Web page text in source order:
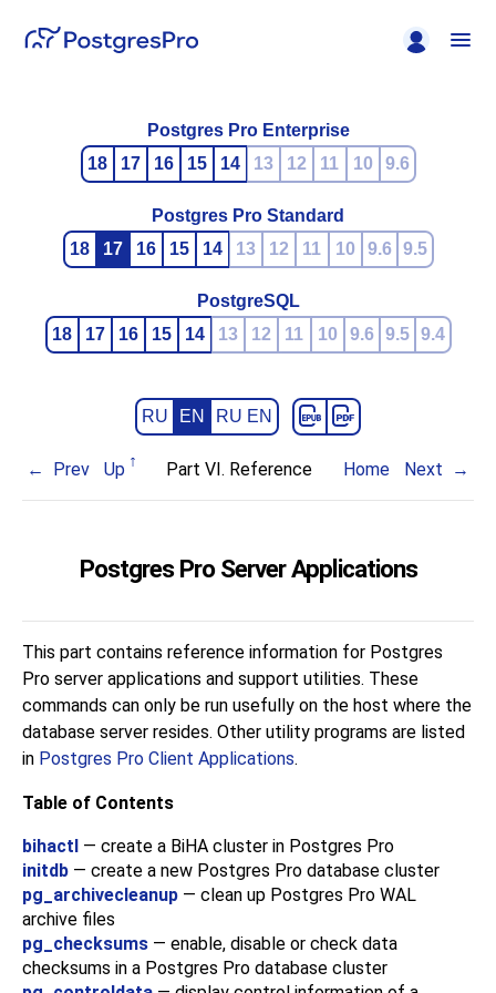
Postgres Pro Enterprise
18
17 16 15 14 13 12 11 10 9.6
Postgres Pro Standard
18
17 16 15 14 13 12 11 10 9.6 9.5
PostgreSQL
18
17 16 15 14 13 12 11 10 9.6 9.5 9.4
RU EN RU EN
Prev Up Part VI. Reference Home Next
Postgres Pro Server Applications
This part contains reference information for Postgres
Pro server applications and support utilities. These
commands can only be run usefully on the host where the
database server resides. Other utility programs are listed
in Postgres Pro Client Applications.
Table of Contents
bihactl — create a BiHA cluster in Postgres Pro
initdb — create a new Postgres Pro database cluster
pg_archivecleanup — clean up Postgres Pro WAL
archive files
pg_checksums — enable, disable or check data
checksums in a Postgres Pro database cluster